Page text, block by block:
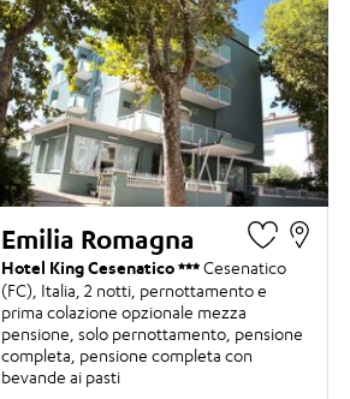
Emilia Romagna
Hotel King Cesenatico
Cesenatico
(FC), Italia, 2 notti, pernottamento e
prima colazione opzionale mezza
pensione, solo pernottamento, pensione
completa, pensione completa con
bevande ai pasti